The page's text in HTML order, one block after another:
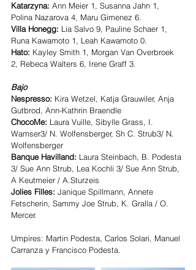
Katarzyna: Ann Meier 1, Susanna Jahn 1,
Polina Nazarova 4, Maru Gimenez 6.
Villa Honegg: Lia Salvo 9, Pauline Schaer 1,
Runa Kawamoto 1, Leah Kawamoto 0.
Hato: Kayley Smith 1, Morgan Van Overbroek
2, Rebeca Walters 6, Irene Graff 3.
Bajo
Nespresso: Kira Wetzel, Katja Grauwiler, Anja
Gutbrod, Ann-Kathrin Braendle
ChocoMe: Laura Vuille, Sibylle Grass, I.
Wamser3/ N. Wolfensberger, Sh C. Strub3/ N.
Wolfensberger
Banque Havilland: Laura Steinbach, B. Podesta
3/ Sue Ann Strub, Lea Kochli 3/ Sue Ann Strub,
A Keutmeier / A.Sturzeis
Jolies Filles: Janique Spillmann, Annete
Fetscherin, Sammy Joe Strub, K. Gralla / O.
Mercer.
Umpires: Martin Podesta, Carlos Solari, Manuel
Carranza y Francisco Podesta.